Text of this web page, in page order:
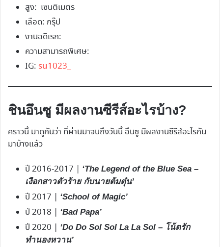
สูง: เซนติเมตร
เลือด: กรุ๊ป
งานอดิเรก:
ความสามารถพิเศษ:
IG: su1023_
ชินอึนซู มีผลงานซีรีส์อะไรบ้าง?
คราวนี้ มาดูกันว่า ที่ผ่านมาจนถึงวันนี้ อึนซู มีผลงานซีรีส์อะไรกัน
มาบ้างแล้ว
ปี 2016-2017 | ‘The Legend of the Blue Sea –
เงือกสาวตัวร้าย กับนายต้มตุ๋น’
ปี 2017 | ‘School of Magic’
ปี 2018 | ‘Bad Papa’
ปี 2020 | ‘Do Do Sol Sol La La Sol – โน้ตรัก
ทำนองหวาน’